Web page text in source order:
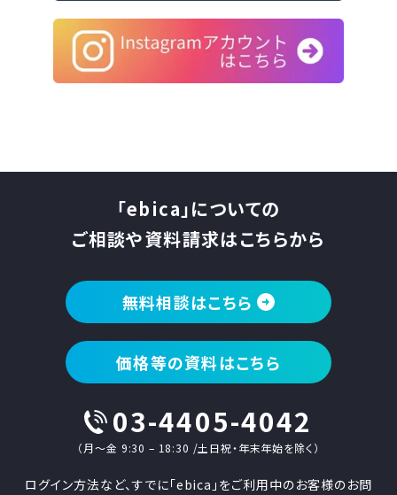
「ebica」についての
ご相談や資料請求はこちらから
無料相談はこちら
価格等の資料はこちら
03-4405-4042
（月〜金 9:30 – 18:30 /土日祝・年末年始を除く）
ログイン方法など、すでに「ebica」をご利用中のお客様のお問